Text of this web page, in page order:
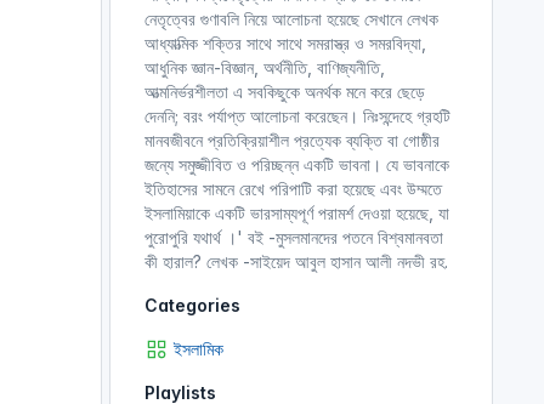
নেতৃত্বের গুণাবলি নিয়ে আলোচনা হয়েছে সেখানে লেখক
আধ্যাত্মিক শক্তির সাথে সাথে সমরাস্ত্র ও সমরবিদ্যা,
আধুনিক জ্ঞান-বিজ্ঞান, অর্থনীতি, বাণিজ্যনীতি,
আত্মনির্ভরশীলতা এ সবকিছুকে অনর্থক মনে করে ছেড়ে
দেননি; বরং পর্যাপ্ত আলোচনা করেছেন। নিঃসন্দেহে গ্রহটি
মানবজীবনে প্রতিক্রিয়াশীল প্রত্যেক ব্যক্তি বা গোষ্ঠীর
জন্যে সমুজ্জীবিত ও পরিচ্ছন্ন একটি ভাবনা। যে ভাবনাকে
ইতিহাসের সামনে রেখে পরিপাটি করা হয়েছে এবং উম্মতে
ইসলামিয়াকে একটি ভারসাম্যপূর্ণ পরামর্শ দেওয়া হয়েছে, যা
পুরোপুরি যথার্থ ।' বই -মুসলমানদের পতনে বিশ্বমানবতা
কী হারাল? লেখক -সাইয়েদ আবুল হাসান আলী নদভী রহ.
Categories
ইসলামিক
Playlists